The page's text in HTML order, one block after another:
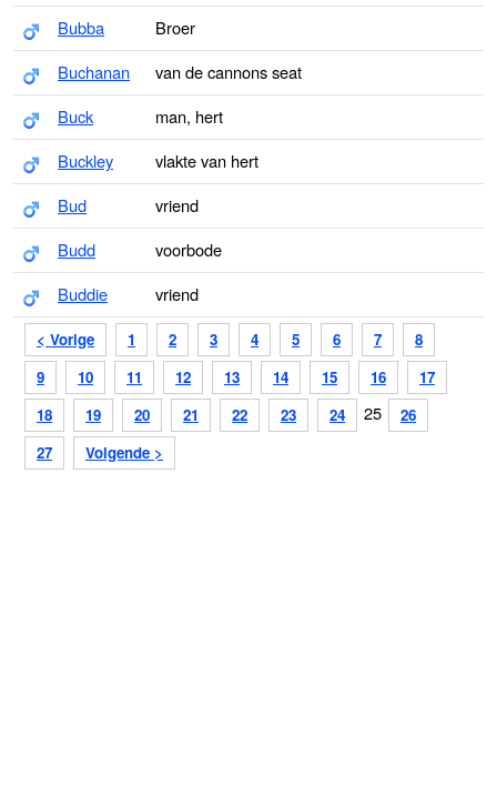
< Vorige 1 2 3 4 5 6 7
8
9
10 11 12 13 14 15 16
17
18
19 20 21 22 23 24 25
26
27
Volgende >
Bubba
Broer
Buchanan
van de cannons seat
Buck
man, hert
Buckley
vlakte van hert
Bud
vriend
Budd
voorbode
Buddie
vriend